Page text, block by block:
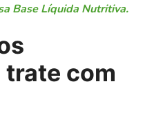
Base Líquida Nutritiva.
trate com